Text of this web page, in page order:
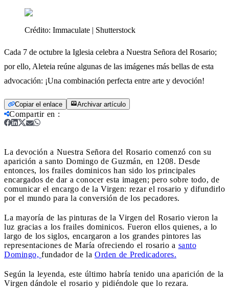
Crédito: Immaculate | Shutterstock
Cada 7 de octubre la Iglesia celebra a Nuestra Señora del Rosario;
por ello, Aleteia reúne algunas de las imágenes más bellas de esta
advocación: ¡Una combinación perfecta entre arte y devoción!
Copiar el enlace Archivar artículo
Compartir en :
La devoción a Nuestra Señora del Rosario comenzó con su
aparición a santo Domingo de Guzmán, en 1208. Desde
entonces, los frailes dominicos han sido los principales
encargados de dar a conocer esta imagen; pero sobre todo, de
comunicar el encargo de la Virgen: rezar el rosario y difundirlo
por el mundo para la conversión de los pecadores.
La mayoría de las pinturas de la Virgen del Rosario vieron la
luz gracias a los frailes dominicos. Fueron ellos quienes, a lo
largo de los siglos, encargaron a los grandes pintores las
representaciones de María ofreciendo el rosario a santo
Domingo, fundador de la Orden de Predicadores.
Según la leyenda, este último habría tenido una aparición de la
Virgen dándole el rosario y pidiéndole que lo rezara.